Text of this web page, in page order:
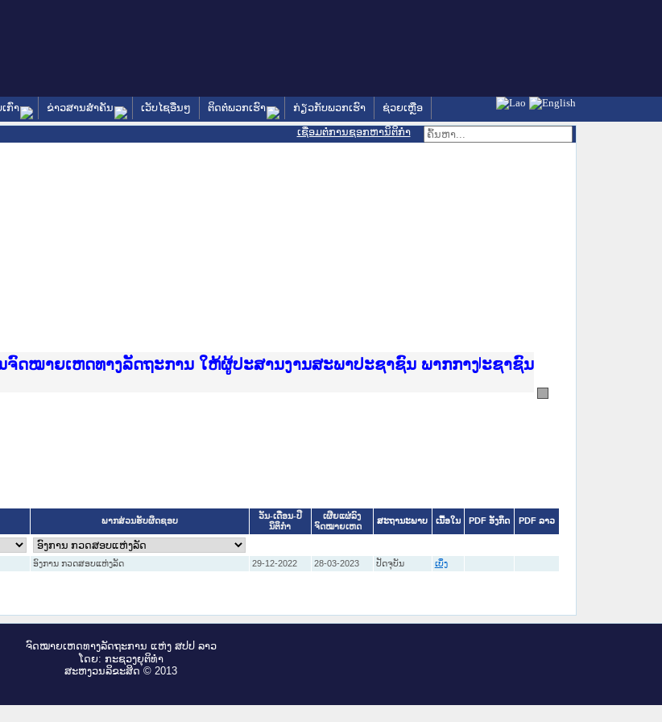
ກົ່າ ຂ່າວສານສໍາຄັນ ເວັບໄຊອື່ນໆ ຕິດຕໍ່ພວກເຮົາ ກ່ຽວກັບພວກເຮົາ
ຊ່ວຍເຫຼືອ
ເຊື່ອມຕໍ່ການຊອກຫານິຕິກຳ
Lao PDR
ເຫດທາງລັດຖະການ ແລະ ແອັບກົດໝາຍລາວ ທີ່ ສະຖາບັນຍຸຕິທຳແຫ່ງຊາດ
ຈົດໝາຍເຫດທາງລັດຖະການ ໃຫ້ຜູ້ປະສານງານສະພາປະຊາຊົນ ພາກເໜືອ
ານຈັດຕັ້ງປະຕິບັດວຽກງານຈົດໝາຍເຫດທາງລັດຖະການ
ນວຽກງານຈົດໝາຍເຫດທາງລັດຖະການ ສຳລັບ ພາກກາງ
ນວຽກງານຈົດໝາຍເຫດທາງລັດຖະການ ສຳລັບ ພາກໃຕ້
າວ ແລະ ເວັບໄຊຈົດໝາຍເຫດທາງລັດຖະການ ທີ່ ວິທະຍາຄານຕຳຫຼວດປະຊາຊົນ
ວ ແລະ ເວັບໄຊຈົດໝາຍເຫດທາງລັດຖະການ ທີ່ ວິທະຍາຄານສັນຕິບານປະຊາຊົນ
າຍເຫດທາງລັດຖະການໃຫ້ຜູ້ປະສານງານຂັ້ນແຂວງພາກເໜືອ
ດໝາຍເຫດທາງລັດຖະການ ໃຫ້ຜູ້ປະສານງານສະພາປະຊາຊົນ ພາກກາງ
ພາກສ່ວນຮັບຜິດຊອບ
ວັນ-ເດືອນ-ປີ
ນິຕິກໍາ
ເຜີຍແຜ່ລົງ
ຈົດໝາຍເຫດ
ສະຖານະພາບ ເນື້ອໃນ PDF ອັງກິດ PDF ລາວ
ອົງການ ກວດສອບແຫ່ງລັດ 29-12-2022 28-03-2023 ປັດຈຸບັນ ເບິ່ງ
ຈົດ​ໝາຍ​ເຫດ​ທາງ​ລັດ​ຖະ​ການ ແຫ່ງ ສ​ປ​ປ ລາວ
ໂດຍ: ກະ​ຊວງຍຸ​ຕິ​ທຳ
ສະ​ຫງວນ​ລິ​ຂະ​ສິດ © 2013